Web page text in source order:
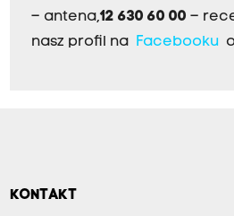
– antena,12 630 60 00 –
nasz profil na
Facebooku
KONTAKT